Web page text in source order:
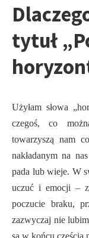
tytuł
Użyłam słowa
czegoś, co
towarzyszą nam
nakładanym na
pada lub wieje. W
uczuć i emocji –
poczucie braku,
zazwyczaj nie
są w końcu częścią